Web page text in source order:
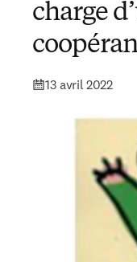
charge
13 avril 2022